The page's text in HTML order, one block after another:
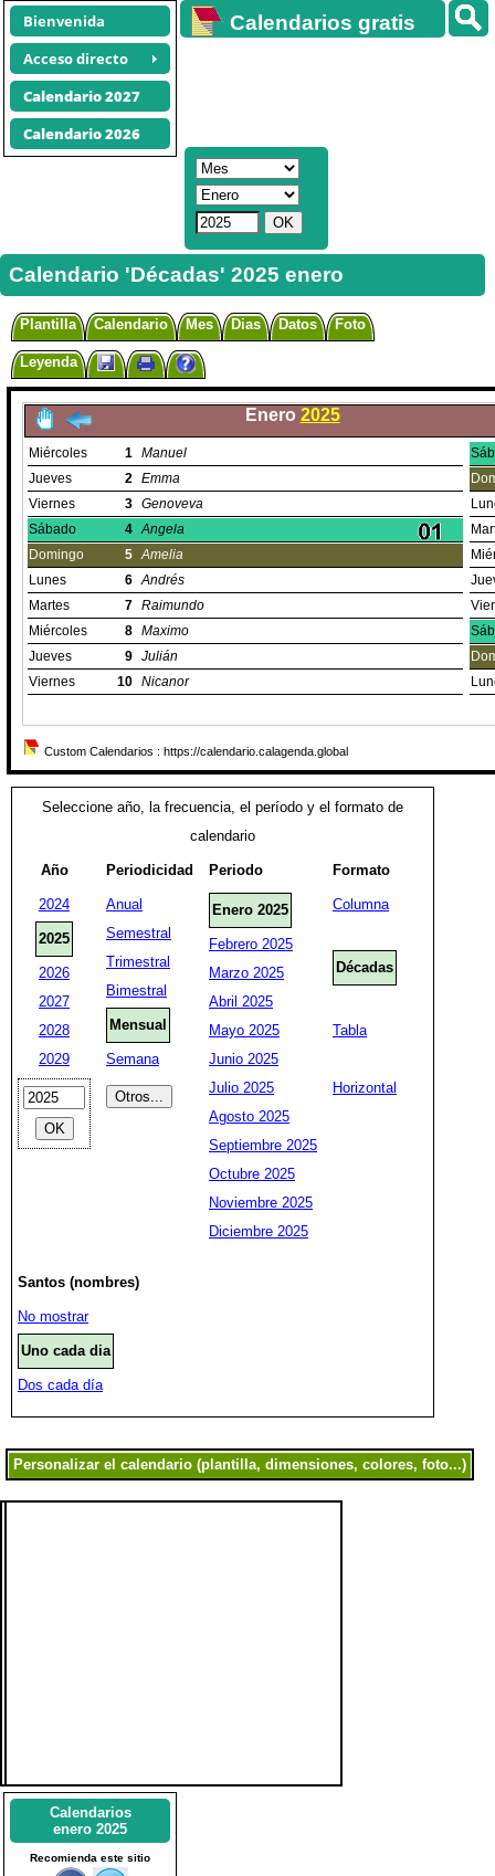
Bienvenida
Acceso directo
Calendario 2027
Calendario 2026
Calendarios gratis
Calendario 'Décadas' 2025 enero
Plantilla Calendario Mes Dias Datos Foto
Leyenda
Enero 2025
Miércoles 1 Manuel
Jueves
2 Emma
Viernes
3 Genoveva
Sábado
4 Angela
Domingo
5 Amelia
Lunes
6 Andrés
Martes
7 Raimundo
Miércoles
8 Maximo
Jueves
9 Julián
Viernes
10 Nicanor
Custom Calendarios : https://calendario.calagenda.global
Seleccione año, la frecuencia, el período y el formato de
calendario
Año
2024
2025
2026
2027
2028
2029
Periodicidad
Anual
Semestral
Trimestral
Bimestral
Mensual
Semana
Periodo
Enero 2025
Febrero 2025
Marzo 2025
Abril 2025
Mayo 2025
Junio 2025
Julio 2025
Agosto 2025
Septiembre 2025
Octubre 2025
Noviembre 2025
Diciembre 2025
Formato
Columna
Décadas
Tabla
Horizontal
Santos (nombres)
No mostrar
Uno cada dia
Dos cada día
Calendarios
enero 2025
Recomienda este sitio